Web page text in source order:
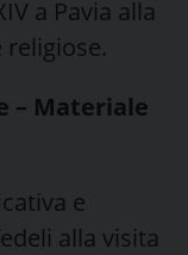
a Pavia alla
religiose.
– Materiale
e
alla visita